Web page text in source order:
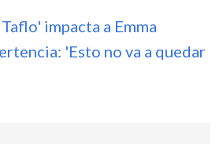
impacta a Emma
'Esto no va a quedar